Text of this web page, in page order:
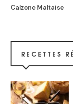
Calzone Maltaise
RECETTES